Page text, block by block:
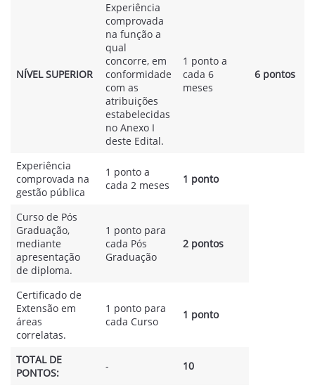
NÍVEL SUPERIOR
Experiência
comprovada
na função a
qual
concorre, em
conformidade
com as
atribuições
estabelecidas
no Anexo I
deste Edital.
1 ponto a
cada 6
meses
6 pontos
Experiência
comprovada na
gestão pública
1 ponto a
cada 2 meses
1 ponto
Curso de Pós
Graduação,
mediante
apresentação
de diploma.
1 ponto para
cada Pós
Graduação
2 pontos
Certificado de
Extensão em
áreas
correlatas.
1 ponto para
cada Curso
1 ponto
TOTAL DE
PONTOS:
- 10